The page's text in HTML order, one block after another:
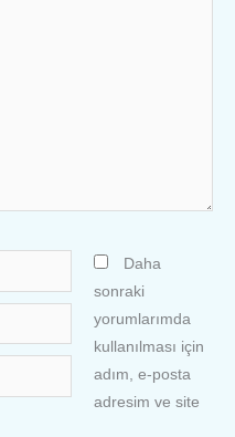
Daha
sonraki
yorumlarımda
kullanılması için
adım, e-posta
adresim ve site